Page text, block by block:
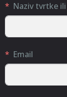
Naziv tvrtke
Email